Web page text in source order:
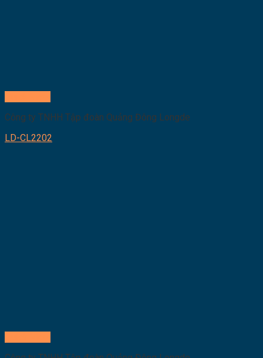
Công ty TNHH Tập đoàn Quảng Đông Longde
LD-CL2202